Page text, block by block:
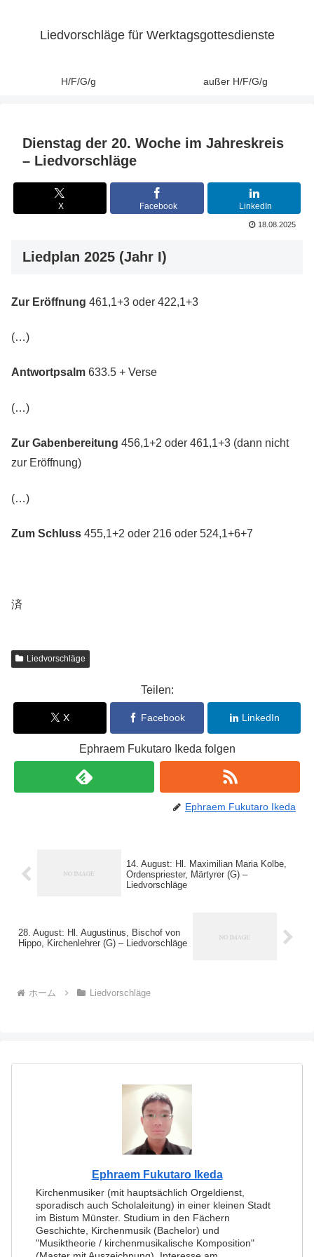
Liedvorschläge für Werktagsgottesdienste
H/F/G/g außer H/F/G/g
Dienstag der 20. Woche im Jahreskreis
– Liedvorschläge
X Facebook LinkedIn
18.08.2025
Liedplan 2025 (Jahr I)
Zur Eröffnung 461,1+3 oder 422,1+3
(…)
Antwortpsalm 633.5 + Verse
(…)
Zur Gabenbereitung 456,1+2 oder 461,1+3 (dann nicht
zur Eröffnung)
(…)
Zum Schluss 455,1+2 oder 216 oder 524,1+6+7
済
Liedvorschläge
Teilen:
X Facebook LinkedIn
Ephraem Fukutaro Ikeda folgen
Ephraem Fukutaro Ikeda
14. August: Hl. Maximilian Maria Kolbe,
Ordenspriester, Märtyrer (G) –
Liedvorschläge
28. August: Hl. Augustinus, Bischof von
Hippo, Kirchenlehrer (G) – Liedvorschläge
ホーム Liedvorschläge
Ephraem Fukutaro Ikeda
Kirchenmusiker (mit hauptsächlich Orgeldienst,
sporadisch auch Scholaleitung) in einer kleinen Stadt
im Bistum Münster. Studium in den Fächern
Geschichte, Kirchenmusik (Bachelor) und
"Musiktheorie / kirchenmusikalische Komposition"